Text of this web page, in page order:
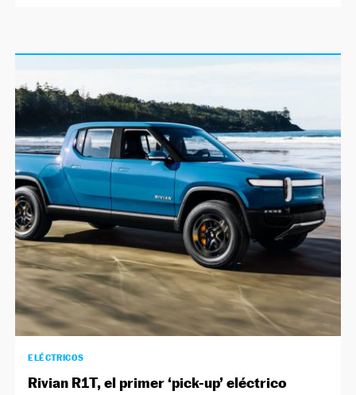
ELÉCTRICOS
Rivian R1T, el primer ‘pick-up’ eléctrico